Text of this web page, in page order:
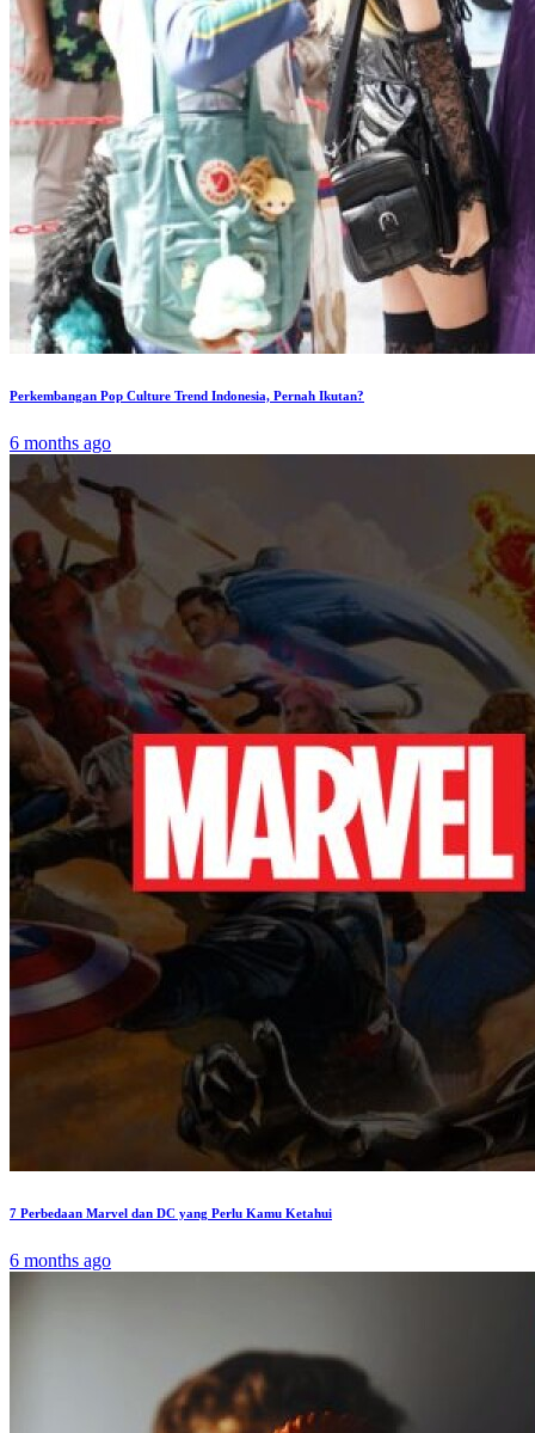
Perkembangan Pop Culture Trend Indonesia, Pernah Ikutan?
6 months ago
7 Perbedaan Marvel dan DC yang Perlu Kamu Ketahui
6 months ago